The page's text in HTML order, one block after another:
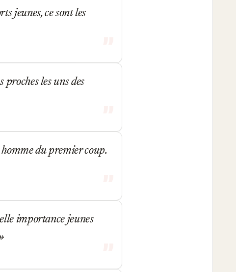
jeunes, ce sont les
les uns des
du premier coup.
importance jeunes